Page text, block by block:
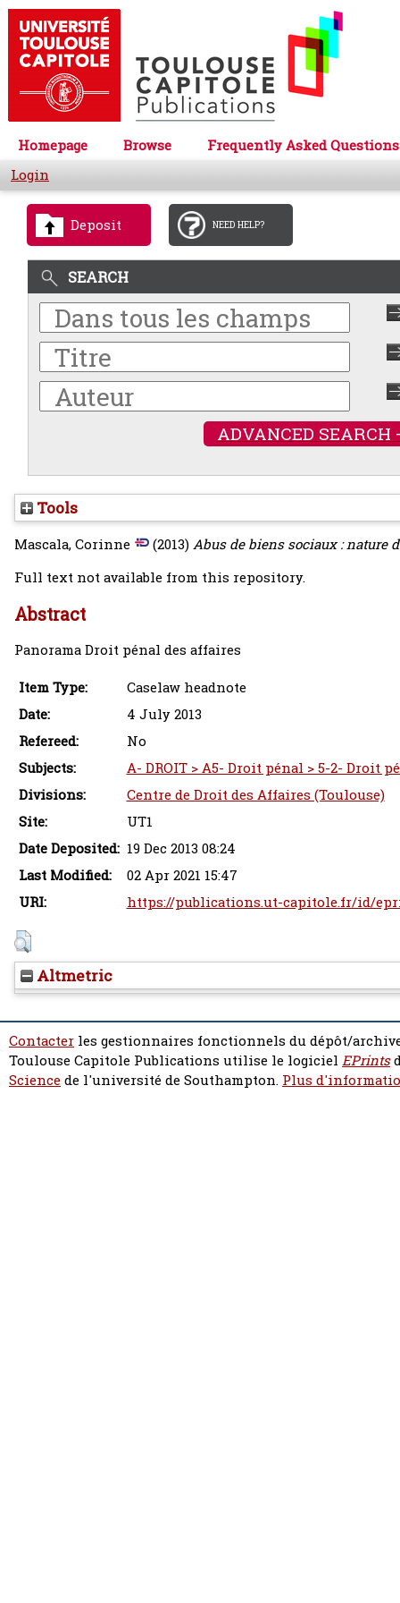
Homepage Browse
Frequently Asked Questions
Login
Deposit NEED HELP?
SEARCH
ADVANCED SEARCH
Tools
Mascala, Corinne (2013)Abus de biens sociaux : nature
Full text not available from this repository.
Abstract
Panorama Droit pénal des affaires
Item Type:
Caselaw headnote
Date:
4 July 2013
Refereed:
No
Subjects:
A- DROIT > A5- Droit pénal > 5-2- Droit
Divisions:
Centre de Droit des Affaires (Toulouse)
Site:
UT1
Date Deposited: 19 Dec 2013 08:24
Last Modified:
02 Apr 2021 15:47
URI:
https://publications.ut-capitole.fr/id/
Altmetric
Contacter les gestionnaires fonctionnels du dépôt/
Toulouse Capitole Publications utilise le logiciel EPrints
Sciencede l'université de Southampton. Plus